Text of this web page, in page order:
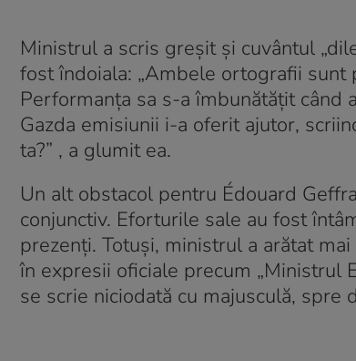
Ministrul a scris greșit și cuvântul
fost îndoiala: „Ambele ortografii sunt
Performanța sa s-a îmbunătățit când
Gazda emisiunii i-a oferit ajutor,
ta?” , a glumit ea.
Un alt obstacol pentru Édouard
conjunctiv. Eforturile sale au fost
prezenți. Totuși, ministrul a arătat
în expresii oficiale precum „Ministrul
se scrie niciodată cu majusculă,